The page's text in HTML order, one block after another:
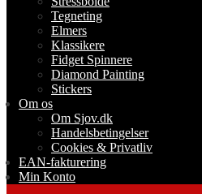
Tegneting
Elmers
Klassikere
Fidget Spinnere
Diamond Painting
Stickers
Om os
Om Sjov.dk
Handelsbetingelser
Cookies & Privatliv
EAN-fakturering
Min Konto